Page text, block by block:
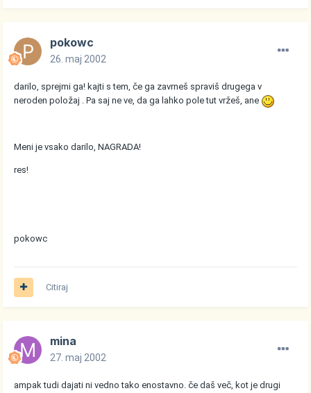
pokowc
26. maj 2002
darilo, sprejmi ga! kajti s tem, če ga zavrneš spraviš drugega v
neroden položaj . Pa saj ne ve, da ga lahko pole tut vržeš, ane
Meni je vsako darilo, NAGRADA!
res!
pokowc
Citiraj
mina
27. maj 2002
ampak tudi dajati ni vedno tako enostavno. če daš več, kot je drugi